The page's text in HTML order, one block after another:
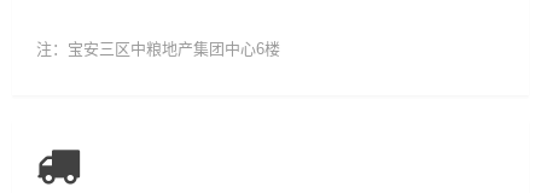
注：宝安三区中粮地产集团中心6楼